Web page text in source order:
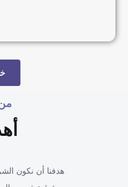
من
هدفنا أن نكون